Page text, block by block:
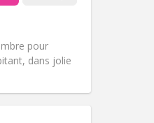
pour
dans jolie